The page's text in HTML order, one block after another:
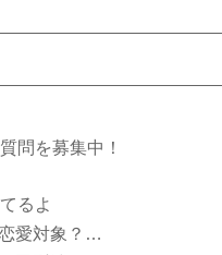
問を募集中！
るよ
愛対象？…